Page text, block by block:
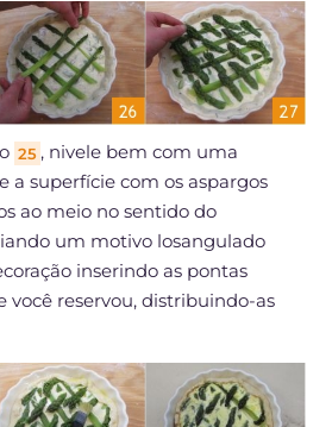
25 , nivele bem com uma
a superfície com os aspargos
ao meio no sentido do
um motivo losangulado
inserindo as pontas
você reservou, distribuindo-as